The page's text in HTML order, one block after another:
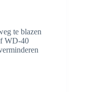
te blazen
WD-40